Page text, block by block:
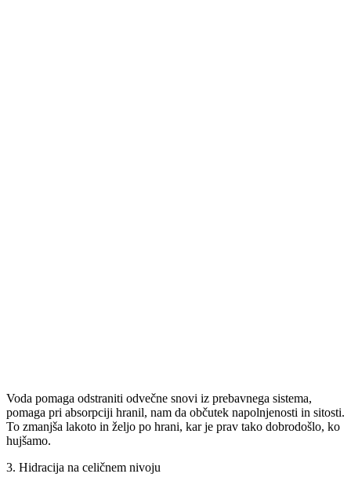
Voda pomaga odstraniti odvečne snovi iz prebavnega sistema,
pomaga pri absorpciji hranil, nam da občutek napolnjenosti in sitosti.
To zmanjša lakoto in željo po hrani, kar je prav tako dobrodošlo, ko
hujšamo.
3. Hidracija na celičnem nivoju